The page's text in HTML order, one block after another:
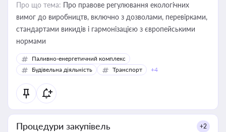
Про що тема: Про правове регулювання екологічних
вимог до виробництв, включно з дозволами, перевірками,
стандартами викидів і гармонізацією з європейськими
нормами
Паливно-енергетичний комплекс
Будівельна діяльність
Транспорт +4
Процедури закупівель +2